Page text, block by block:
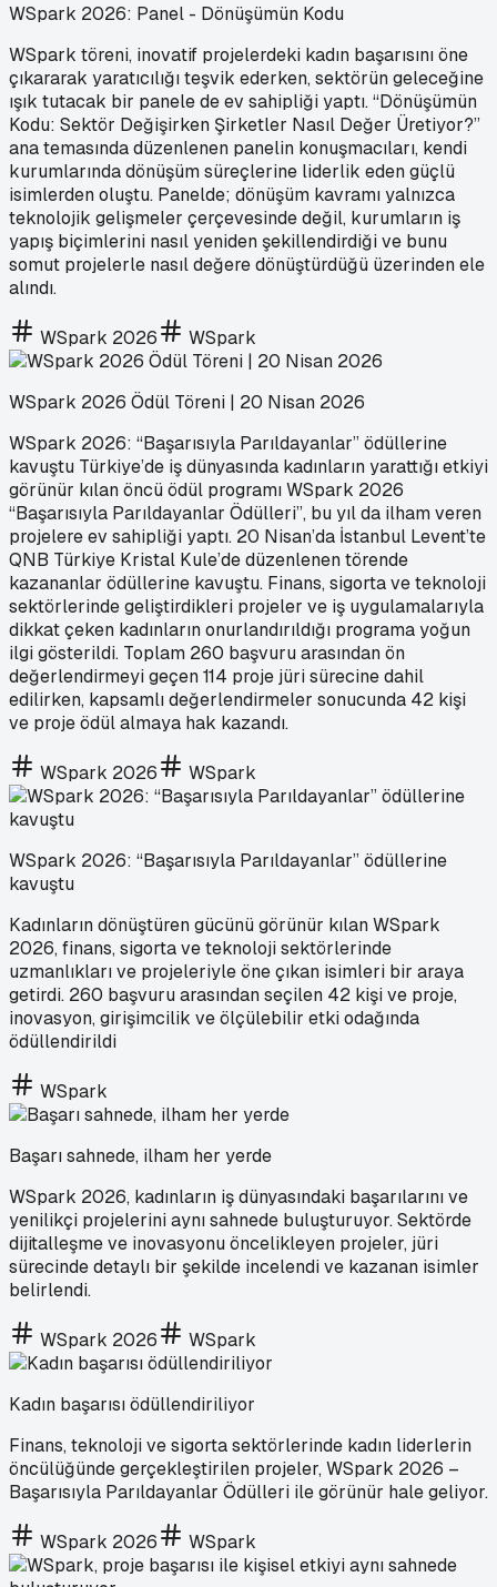
WSpark 2026: Panel - Dönüşümün Kodu
WSpark töreni, inovatif projelerdeki kadın başarısını öne
çıkararak yaratıcılığı teşvik ederken, sektörün geleceğine
ışık tutacak bir panele de ev sahipliği yaptı. “Dönüşümün
Kodu: Sektör Değişirken Şirketler Nasıl Değer Üretiyor?”
ana temasında düzenlenen panelin konuşmacıları, kendi
kurumlarında dönüşüm süreçlerine liderlik eden güçlü
isimlerden oluştu. Panelde; dönüşüm kavramı yalnızca
teknolojik gelişmeler çerçevesinde değil, kurumların iş
yapış biçimlerini nasıl yeniden şekillendirdiği ve bunu
somut projelerle nasıl değere dönüştürdüğü üzerinden ele
alındı.
WSpark 2026 WSpark
WSpark 2026 Ödül Töreni | 20 Nisan 2026
WSpark 2026: “Başarısıyla Parıldayanlar” ödüllerine
kavuştu Türkiye’de iş dünyasında kadınların yarattığı etkiyi
görünür kılan öncü ödül programı WSpark 2026
“Başarısıyla Parıldayanlar Ödülleri”, bu yıl da ilham veren
projelere ev sahipliği yaptı. 20 Nisan’da İstanbul Levent’te
QNB Türkiye Kristal Kule’de düzenlenen törende
kazananlar ödüllerine kavuştu. Finans, sigorta ve teknoloji
sektörlerinde geliştirdikleri projeler ve iş uygulamalarıyla
dikkat çeken kadınların onurlandırıldığı programa yoğun
ilgi gösterildi. Toplam 260 başvuru arasından ön
değerlendirmeyi geçen 114 proje jüri sürecine dahil
edilirken, kapsamlı değerlendirmeler sonucunda 42 kişi
ve proje ödül almaya hak kazandı.
WSpark 2026 WSpark
WSpark 2026: “Başarısıyla Parıldayanlar” ödüllerine
kavuştu
Kadınların dönüştüren gücünü görünür kılan WSpark
2026, finans, sigorta ve teknoloji sektörlerinde
uzmanlıkları ve projeleriyle öne çıkan isimleri bir araya
getirdi. 260 başvuru arasından seçilen 42 kişi ve proje,
inovasyon, girişimcilik ve ölçülebilir etki odağında
ödüllendirildi
WSpark
Başarı sahnede, ilham her yerde
WSpark 2026, kadınların iş dünyasındaki başarılarını ve
yenilikçi projelerini aynı sahnede buluşturuyor. Sektörde
dijitalleşme ve inovasyonu öncelikleyen projeler, jüri
sürecinde detaylı bir şekilde incelendi ve kazanan isimler
belirlendi.
WSpark 2026 WSpark
Kadın başarısı ödüllendiriliyor
Finans, teknoloji ve sigorta sektörlerinde kadın liderlerin
öncülüğünde gerçekleştirilen projeler, WSpark 2026 –
Başarısıyla Parıldayanlar Ödülleri ile görünür hale geliyor.
WSpark 2026 WSpark